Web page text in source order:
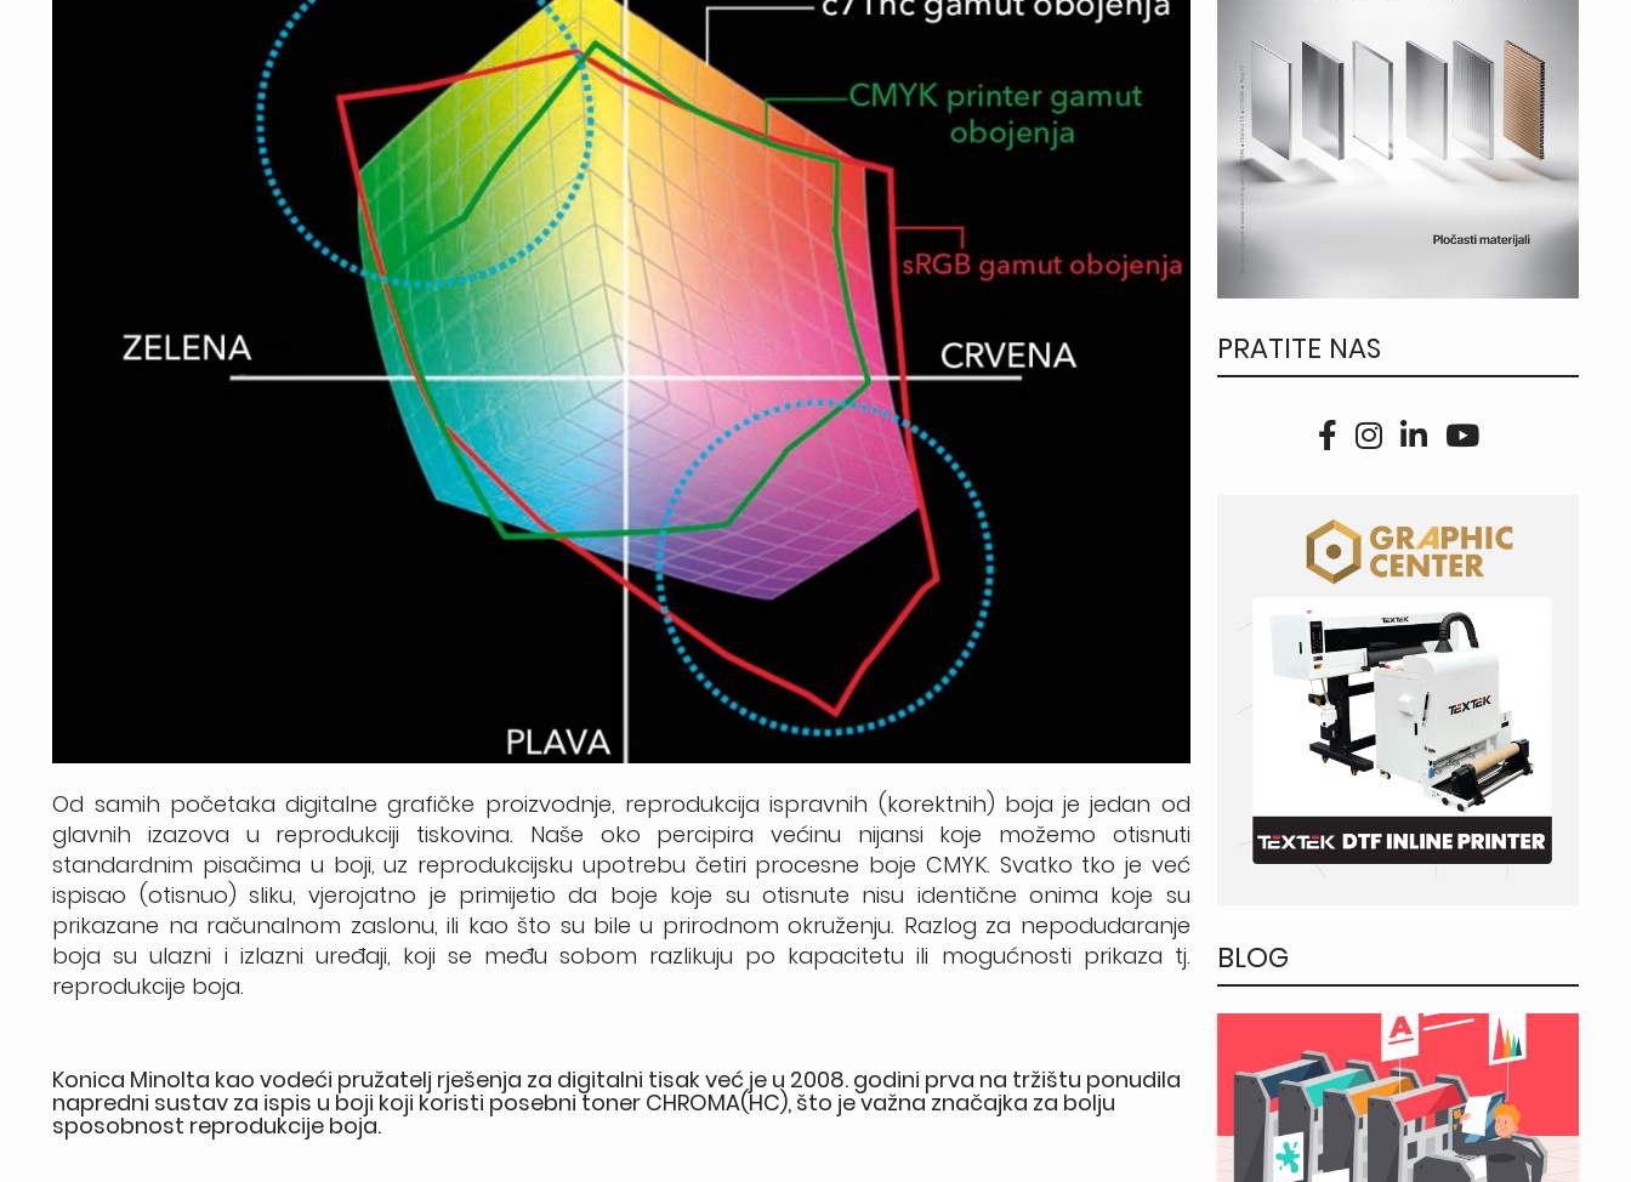
Od samih početaka digitalne grafičke proizvodnje, reprodukcija ispravnih (korektnih) boja je jedan od
glavnih izazova u reprodukciji tiskovina. Naše oko percipira većinu nijansi koje možemo otisnuti
standardnim pisačima u boji, uz reprodukcijsku upotrebu četiri procesne boje CMYK. Svatko tko je već
ispisao (otisnuo) sliku, vjerojatno je primijetio da boje koje su otisnute nisu identične onima koje su
prikazane na računalnom zaslonu, ili kao što su bile u prirodnom okruženju. Razlog za nepodudaranje
boja su ulazni i izlazni uređaji, koji se među sobom razlikuju po kapacitetu ili mogućnosti prikaza tj.
reprodukcije boja.
Konica Minolta kao vodeći pružatelj rješenja za digitalni tisak već je u 2008. godini prva na tržištu ponudila
napredni sustav za ispis u boji koji koristi posebni toner CHROMA(HC), što je važna značajka za bolju
sposobnost reprodukcije boja.
PRATITE NAS
BLOG